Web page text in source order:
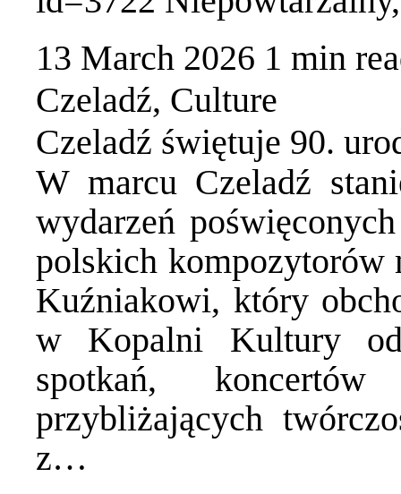
13 March 2026 1 min
Czeladź, Culture
Czeladź świętuje 90.
W marcu Czeladź
wydarzeń
polskich
Kuźniakowi, który
w Kopalni Kultury
spotkań,
przybliżających
z…